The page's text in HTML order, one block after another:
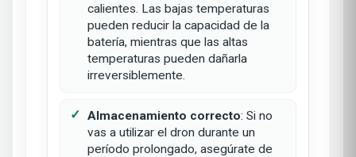
calientes. Las bajas temperaturas
pueden reducir la capacidad de la
batería, mientras que las altas
temperaturas pueden dañarla
irreversiblemente.
Almacenamiento correcto: Si no
vas a utilizar el dron durante un
período prolongado, asegúrate de